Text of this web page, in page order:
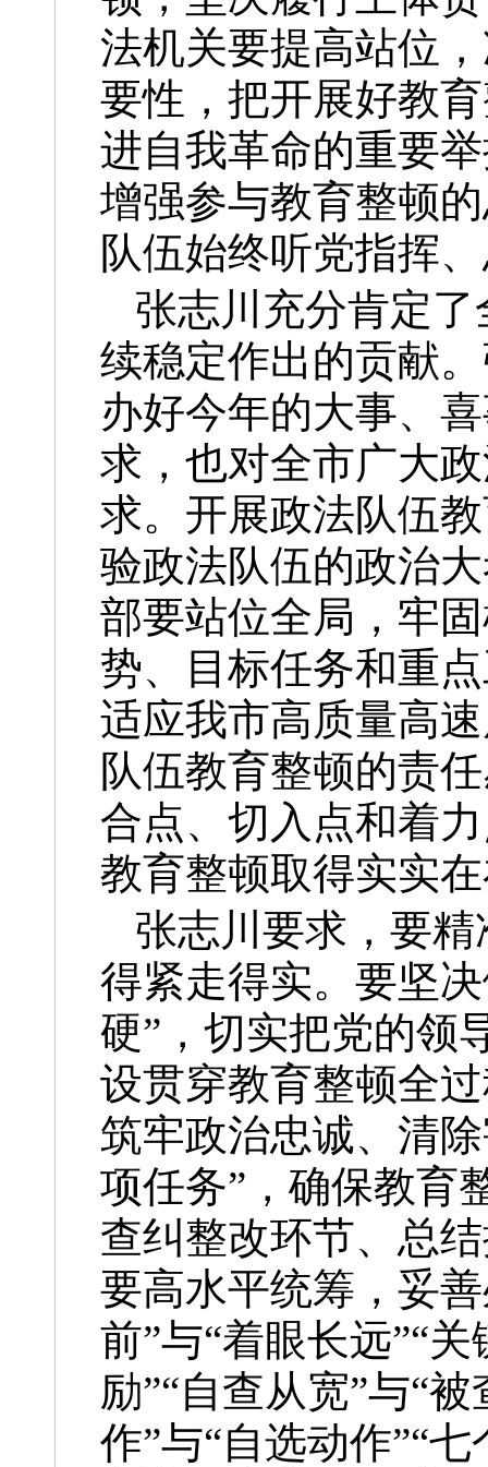
法机关要提高站位
要性，把开展好教
进自我革命的重要
增强参与教育整顿
队伍始终听党指挥
张志川充分肯定
续稳定作出的贡献
办好今年的大事、
求，也对全市广大
求。开展政法队伍
验政法队伍的政治
部要站位全局，牢
势、目标任务和重
适应我市高质量高
队伍教育整顿的责
合点、切入点和着
教育整顿取得实实
张志川要求，要
得紧走得实。要坚
硬”，切实把党的领
设贯穿教育整顿全
筑牢政治忠诚、清
项任务”，确保教育
查纠整改环节、总
要高水平统筹，妥
前”与“着眼长远”“
励”“自查从宽”与“
作”与“自选动作”“